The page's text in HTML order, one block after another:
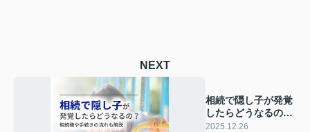
NEXT
相続で隠し子が発覚
したらどうなるの？
相続権や手続きの流
2025.12.26